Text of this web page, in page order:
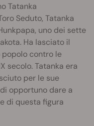
Tatanka
Seduto, Tatanka
uno dei sette
Ha lasciato il
popolo contro le
secolo. Tatanka era
per le sue
opportuno dare a
di questa figura